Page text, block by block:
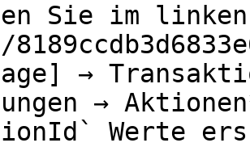
Sie im
→
→
Werte